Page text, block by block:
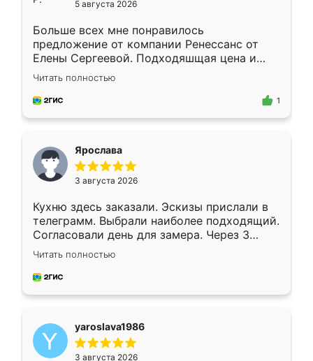
5 августа 2026
Больше всех мне понравилось
предложение от компании Ренессанс от
Елены Сергеевой. Подходяшщая цена и
короткие сроки изготовления. Приехавший
для замера сотрудник Владислав
предложил по моему эскизу самый
Читать полностью
1
Ярослава
3 августа 2026
Кухню здесь заказали. Эскизы прислали в
телеграмм. Выбрали наиболее подходящий.
Согласовали день для замера. Через 3
недели кухня была уже готова. Остались
довольны работой. Спасибо Ренессанс
мебель за качественную работу!
Читать полностью
yaroslava1986
3 августа 2026